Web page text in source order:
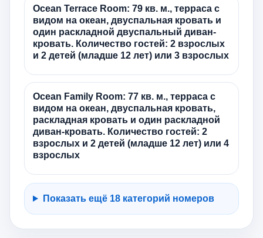
Ocean Terrace Room: 79 кв. м., терраса с
видом на океан, двуспальная кровать и
один раскладной двуспальный диван-
кровать. Количество гостей: 2 взрослых
и 2 детей (младше 12 лет) или 3 взрослых
Ocean Family Room: 77 кв. м., терраса с
видом на океан, двуспальная кровать,
раскладная кровать и один раскладной
диван-кровать. Количество гостей: 2
взрослых и 2 детей (младше 12 лет) или 4
взрослых
Показать ещё 18 категорий номеров